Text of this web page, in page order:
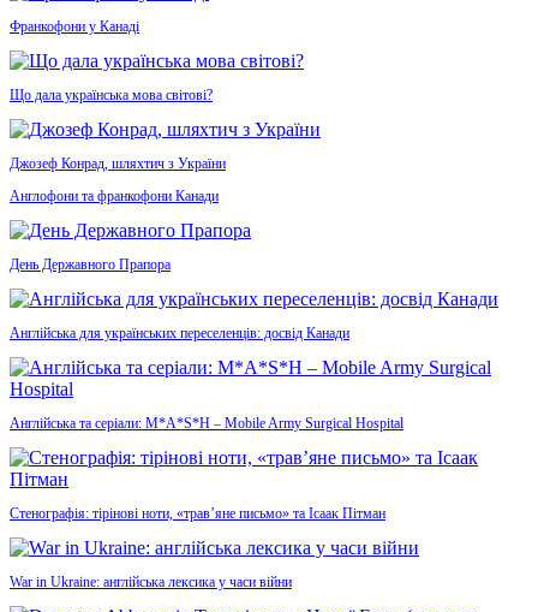
Франкофони у Канаді
Що дала українська мова світові?
Джозеф Конрад, шляхтич з України
Англофони та франкофони Канади
День Державного Прапора
Англійська для українських переселенців: досвід Канади
Англійська та серіали: M*A*S*H – Mobile Army Surgical Hospital
Стенографія: тірінові ноти, «трав’яне письмо» та Ісаак Пітман
War in Ukraine: англійська лексика у часи війни